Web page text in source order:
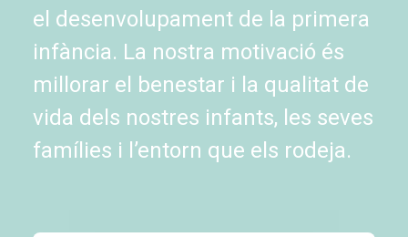
el desenvolupament de la primera
infància. La nostra motivació és
millorar el benestar i la qualitat de
vida dels nostres infants, les seves
famílies i l’entorn que els rodeja.